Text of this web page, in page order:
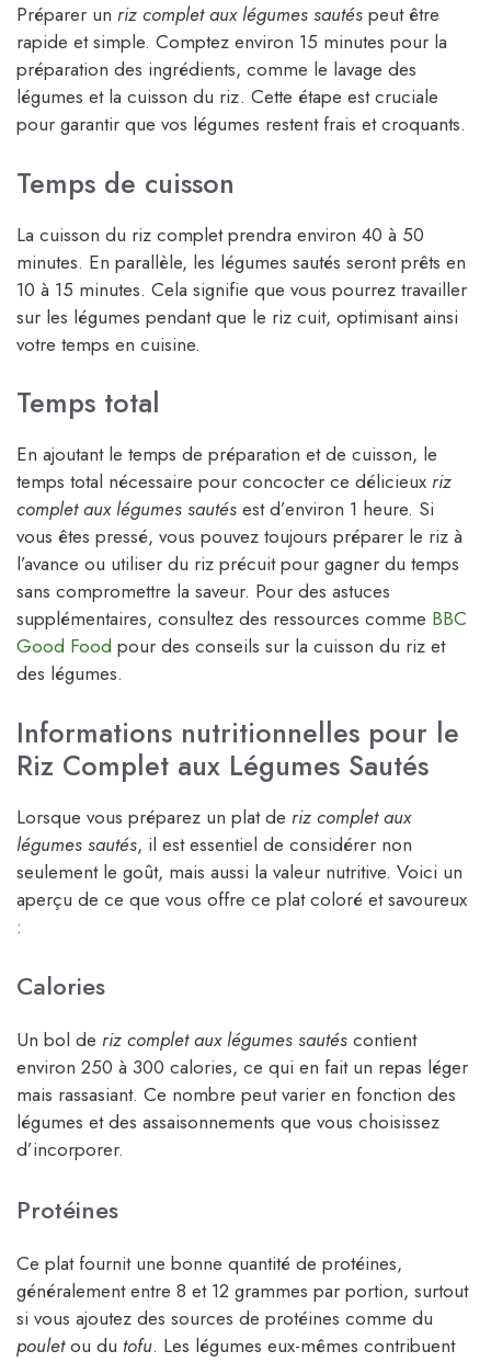
Préparer un riz complet aux légumes sautés peut être
rapide et simple. Comptez environ 15 minutes pour la
préparation des ingrédients, comme le lavage des
légumes et la cuisson du riz. Cette étape est cruciale
pour garantir que vos légumes restent frais et croquants.
Temps de cuisson
La cuisson du riz complet prendra environ 40 à 50
minutes. En parallèle, les légumes sautés seront prêts en
10 à 15 minutes. Cela signifie que vous pourrez travailler
sur les légumes pendant que le riz cuit, optimisant ainsi
votre temps en cuisine.
Temps total
En ajoutant le temps de préparation et de cuisson, le
temps total nécessaire pour concocter ce délicieux riz
complet aux légumes sautés est d’environ 1 heure. Si
vous êtes pressé, vous pouvez toujours préparer le riz à
l’avance ou utiliser du riz précuit pour gagner du temps
sans compromettre la saveur. Pour des astuces
supplémentaires, consultez des ressources comme BBC
Good Food pour des conseils sur la cuisson du riz et
des légumes.
Informations nutritionnelles pour le
Riz Complet aux Légumes Sautés
Lorsque vous préparez un plat de riz complet aux
légumes sautés, il est essentiel de considérer non
seulement le goût, mais aussi la valeur nutritive. Voici un
aperçu de ce que vous offre ce plat coloré et savoureux
:
Calories
Un bol de riz complet aux légumes sautés contient
environ 250 à 300 calories, ce qui en fait un repas léger
mais rassasiant. Ce nombre peut varier en fonction des
légumes et des assaisonnements que vous choisissez
d’incorporer.
Protéines
Ce plat fournit une bonne quantité de protéines,
généralement entre 8 et 12 grammes par portion, surtout
si vous ajoutez des sources de protéines comme du
pouletou du tofu. Les légumes eux-mêmes contribuent